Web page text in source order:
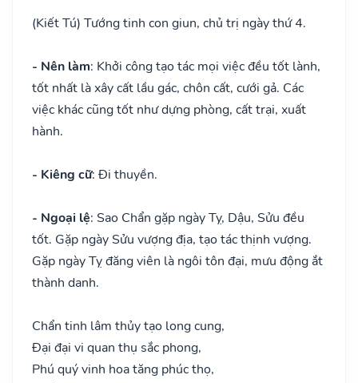
(Kiết Tú) Tướng tinh con giun, chủ trị ngày thứ 4.
- Nên làm: Khởi công tạo tác mọi việc đều tốt lành,
tốt nhất là xây cất lầu gác, chôn cất, cưới gả. Các
việc khác cũng tốt như dựng phòng, cất trại, xuất
hành.
- Kiêng cữ: Đi thuyền.
- Ngoại lệ: Sao Chẩn gặp ngày Tỵ, Dậu, Sửu đều
tốt. Gặp ngày Sửu vượng địa, tạo tác thịnh vượng.
Gặp ngày Tỵ đăng viên là ngôi tôn đại, mưu động ắt
thành danh.
Chẩn tinh lâm thủy tạo long cung,
Đại đại vi quan thụ sắc phong,
Phú quý vinh hoa tăng phúc thọ,